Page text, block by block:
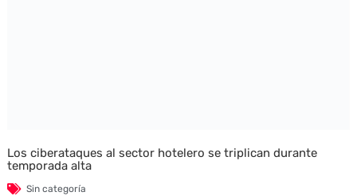
Los ciberataques al sector hotelero se triplican durante
temporada alta
Sin categoría